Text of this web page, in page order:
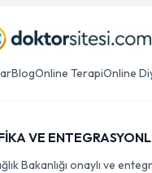
BlogOnline TerapiOnline
VE
Bakanlığı onaylı ve